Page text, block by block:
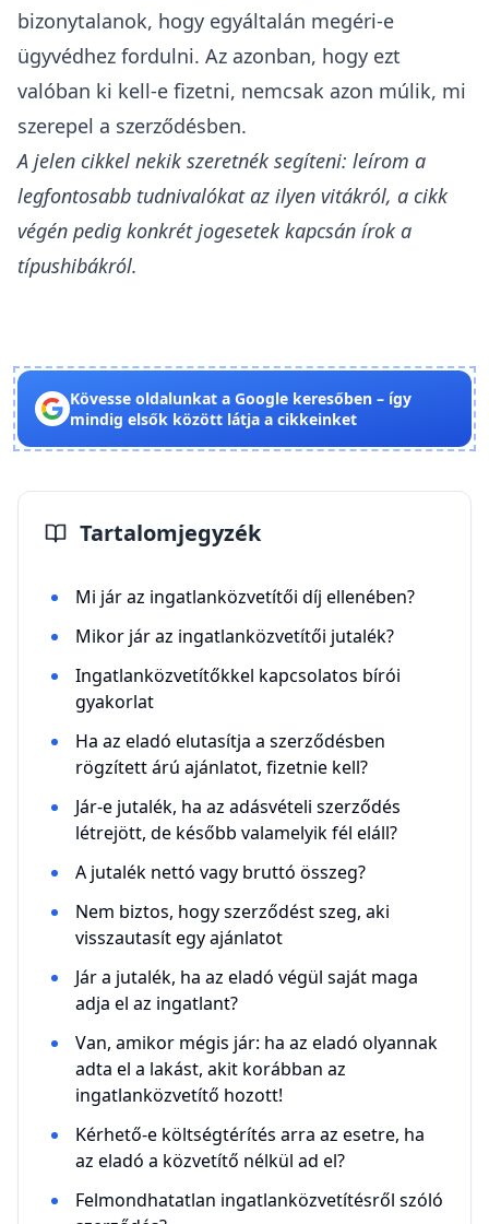
bizonytalanok, hogy egyáltalán megéri-e
ügyvédhez fordulni. Az azonban, hogy ezt
valóban ki kell-e fizetni, nemcsak azon múlik, mi
szerepel a szerződésben.
A jelen cikkel nekik szeretnék segíteni: leírom a
legfontosabb tudnivalókat az ilyen vitákról, a cikk
végén pedig konkrét jogesetek kapcsán írok a
típushibákról.
Kövesse oldalunkat a Google keresőben – így
mindig elsők között látja a cikkeinket
Tartalomjegyzék
Mi jár az ingatlanközvetítői díj ellenében?
Mikor jár az ingatlanközvetítői jutalék?
Ingatlanközvetítőkkel kapcsolatos bírói
gyakorlat
Ha az eladó elutasítja a szerződésben
rögzített árú ajánlatot, fizetnie kell?
Jár-e jutalék, ha az adásvételi szerződés
létrejött, de később valamelyik fél eláll?
A jutalék nettó vagy bruttó összeg?
Nem biztos, hogy szerződést szeg, aki
visszautasít egy ajánlatot
Jár a jutalék, ha az eladó végül saját maga
adja el az ingatlant?
Van, amikor mégis jár: ha az eladó olyannak
adta el a lakást, akit korábban az
ingatlanközvetítő hozott!
Kérhető-e költségtérítés arra az esetre, ha
az eladó a közvetítő nélkül ad el?
Felmondhatatlan ingatlanközvetítésről szóló